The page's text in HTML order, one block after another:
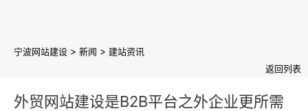
宁波网站建设 > 新闻 > 建站资讯
返回列表
外贸网站建设是B2B平台之外企业更所需